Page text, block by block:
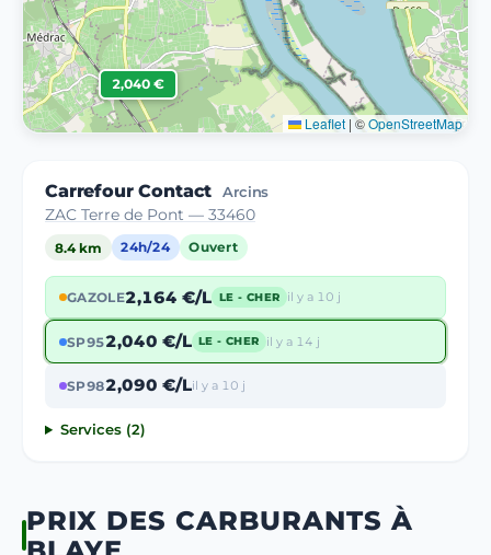
2,040 €
Leaflet | ©OpenStreetMap
Carrefour Contact Arcins
ZAC Terre de Pont — 33460
8.4 km 24h/24 Ouvert
GAZOLE2,164 €/L LE - CHER il y a 10 j
SP952,040 €/L LE - CHER il y a 14 j
SP982,090 €/Lil y a 10 j
Services (2)
PRIX DES CARBURANTS À